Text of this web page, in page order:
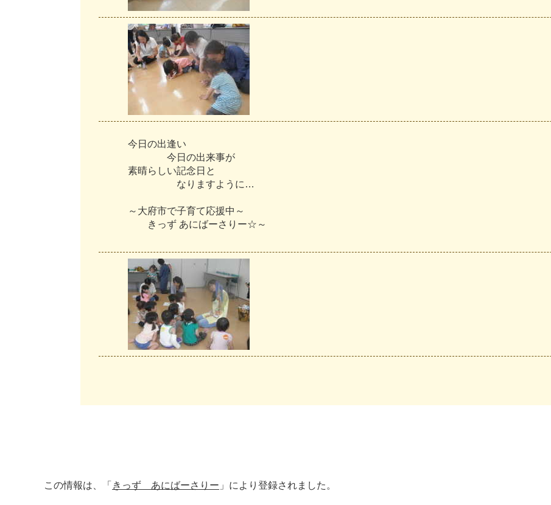
今 日 の出逢い
今 日 の出来事が
素晴ら しい記念 日 と
な り ま すよ う に …
～ 大府市で子育て応援中 ～
き っず あにばーさ り ー☆ ～
この情報は、「 きっず あにばーさりー 」により登録されました。